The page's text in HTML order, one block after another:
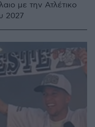
με την Ατλέτικο
2027